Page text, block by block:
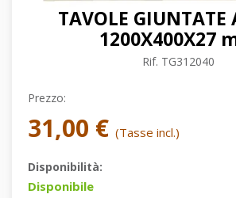
TAVOLE GIUNTATE
1200X400X27
Rif. TG312040
Prezzo:
31,00 € (Tasse incl.)
Disponibilità:
Disponibile